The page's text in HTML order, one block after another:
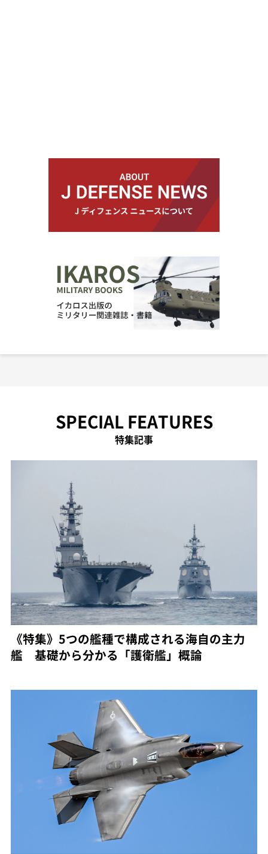
SPECIAL FEATURES
特集記事
《特集》5つの艦種で構成される海自の主力
艦 基礎から分かる「護衛艦」概論